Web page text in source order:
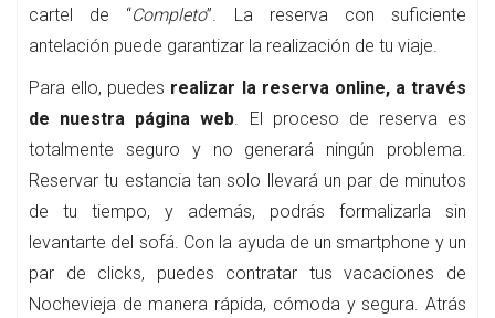
cartel de “Completo”. La reserva con suficiente
antelación puede garantizar la realización de tu viaje.
Para ello, puedes realizar la reserva online, a través
de nuestra página web . El proceso de reserva es
totalmente seguro y no generará ningún problema.
Reservar tu estancia tan solo llevará un par de minutos
de tu tiempo, y además, podrás formalizarla sin
levantarte del sofá. Con la ayuda de un smartphone y un
par de clicks, puedes contratar tus vacaciones de
Nochevieja de manera rápida, cómoda y segura. Atrás